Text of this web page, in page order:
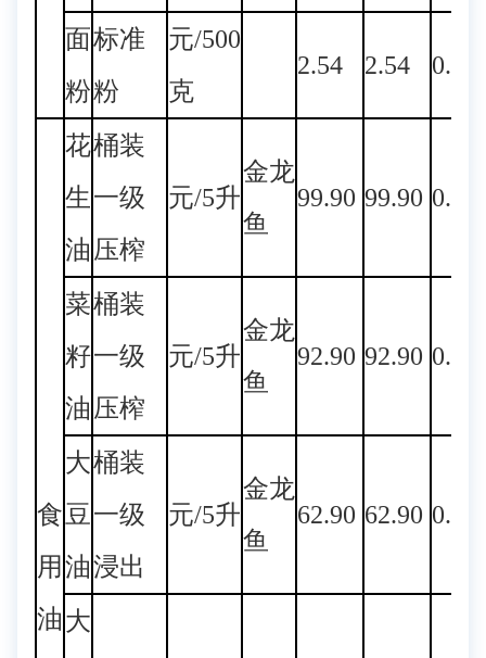
面
粉
标准
粉
元/500
克
2.54 2.54 0.00
食
用
油
花
生
油
桶装
一级
压榨
元/5升
金龙
鱼
99.90 99.90 0.00
菜
籽
油
桶装
一级
压榨
元/5升
金龙
鱼
92.90 92.90 0.00
大
豆
油
桶装
一级
浸出
元/5升
金龙
鱼
62.90 62.90 0.00
大